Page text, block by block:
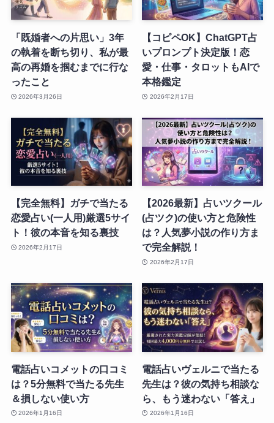
「既婚者への片思い」3年
の執着を断ち切り、私が最
高の再婚を掴むまでに行な
ったこと
2026年3月26日
【コピペOK】ChatGPT占
いプロンプト決定版！恋
愛・仕事・タロットもAIで
本格鑑定
2026年2月17日
【完全無料】ガチで当たる
恋愛占い(一人用)厳選5サイ
ト！彼の本音を知る裏技
2026年2月17日
【2026最新】占いツクール
(占ツク)の使い方と危険性
は？人気夢小説の作り方ま
で完全解説！
2026年2月17日
電話占いコメットの口コミ
は？5分無料で当たる先生
＆損しない使い方
2026年1月16日
電話占いヴェルニで当たる
先生は？彼の気持ち相談な
ら、もう迷わない「答え」
2026年1月16日